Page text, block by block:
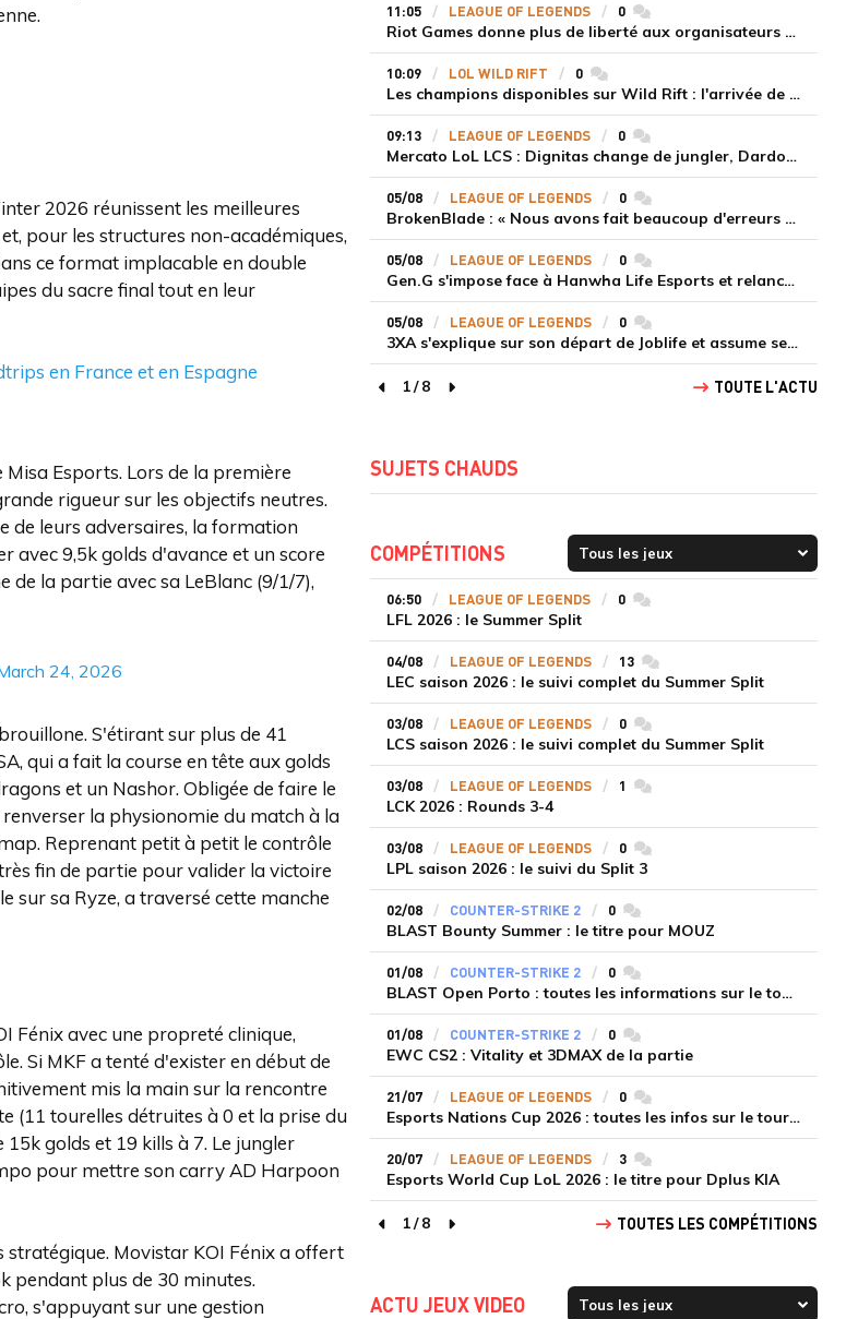
2026 réunissent les meilleures
pour les structures non-académiques,
ce format implacable en double
du sacre final tout en leur
en France et en Espagne
Esports. Lors de la première
rigueur sur les objectifs neutres.
de leurs adversaires, la formation
9,5k golds d'avance et un score
de la partie avec sa LeBlanc (9/1/7),
24, 2026
S'étirant sur plus de 41
qui a fait la course en tête aux golds
et un Nashor. Obligée de faire le
la physionomie du match à la
Reprenant petit à petit le contrôle
fin de partie pour valider la victoire
sur sa Ryze, a traversé cette manche
Fénix avec une propreté clinique,
Si MKF a tenté d'exister en début de
mis la main sur la rencontre
(11 tourelles détruites à 0 et la prise du
golds et 19 kills à 7. Le jungler
pour mettre son carry AD Harpoon
stratégique. Movistar KOI Fénix a offert
pendant plus de 30 minutes.
s'appuyant sur une gestion
11:05 LEAGUE OF LEGENDS 0commentaires
Riot Games donne plus de liberté aux organisateurs de tournois locaux sur League of Legends
10:09 LOL WILD RIFT 0commentaires
Les champions disponibles sur Wild Rift : l'arrivée de Cho'Gath
09:13 LEAGUE OF LEGENDS 0commentaires
Mercato LoL LCS : Dignitas change de jungler, Dardoch fait son retour en LCS, eXyu annonce sa retraite
05/08 LEAGUE OF LEGENDS 0commentaires
BrokenBlade : « Nous avons fait beaucoup d'erreurs bêtes, mais une victoire reste une victoire et c'est une chose dont on peut se réjouir »
05/08 LEAGUE OF LEGENDS 0commentaires
Gen.G s'impose face à Hanwha Life Esports et relance sa dynamique en LCK
05/08 LEAGUE OF LEGENDS 0commentaires
3XA s'explique sur son départ de Joblife et assume ses torts
page précédente
1/8
page suivante
TOUTE L'ACTU
SUJETS CHAUDS
COMPÉTITIONS
06:50 LEAGUE OF LEGENDS 0commentaires
LFL 2026 : le Summer Split
04/08 LEAGUE OF LEGENDS 13commentaires
LEC saison 2026 : le suivi complet du Summer Split
03/08 LEAGUE OF LEGENDS 0commentaires
LCS saison 2026 : le suivi complet du Summer Split
03/08 LEAGUE OF LEGENDS 1 commentaires
LCK 2026 : Rounds 3-4
03/08 LEAGUE OF LEGENDS 0commentaires
LPL saison 2026 : le suivi du Split 3
02/08 COUNTER-STRIKE 2 0commentaires
BLAST Bounty Summer : le titre pour MOUZ
01/08 COUNTER-STRIKE 2 0commentaires
BLAST Open Porto : toutes les informations sur le tournoi
01/08 COUNTER-STRIKE 2 0commentaires
EWC CS2 : Vitality et 3DMAX de la partie
21/07 LEAGUE OF LEGENDS 0commentaires
Esports Nations Cup 2026 : toutes les infos sur le tournoi
20/07 LEAGUE OF LEGENDS 3commentaires
Esports World Cup LoL 2026 : le titre pour Dplus KIA
page précédente
1/8
page suivante
TOUTES LES COMPÉTITIONS
ACTU JEUX VIDEO